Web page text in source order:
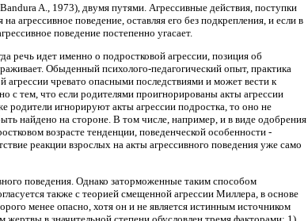
A., 1973), двумя путями. Агрессивные действия, поступки
агрессивное поведение, оставляя его без подкрепления, и если в
поведение постепенно угасает.
речь идет именно о подростковой агрессии, позиция об
Обыденный психолого-педагогический опыт, практика
агрессии чревато опасными последствиями и может вести к
с тем, что если родителями проигнорированы акты агрессии
родители игнорируют акты агрессии подростка, то оно не
найдено на стороне. В том числе, например, и в виде одобрения
возрасте тенденции, поведенческой особенности -
реакции взрослых на акты агрессивного поведения уже само
поведения. Однако заторможенные таким способом
также с теорией смещенной агрессии Миллера, в основе
менее опасно, хотя он и не является истинным источником